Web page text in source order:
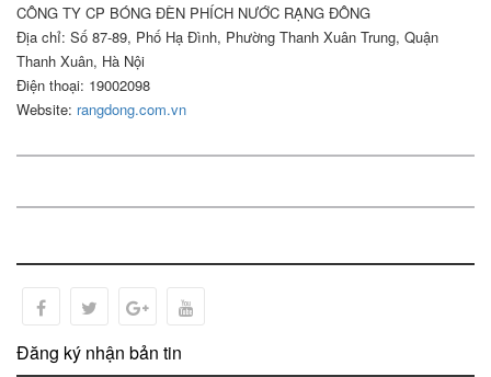
CÔNG TY CP BÓNG ĐÈN PHÍCH NƯỚC RẠNG ĐÔNG
Địa chỉ: Số 87-89, Phố Hạ Đình, Phường Thanh Xuân Trung, Quận
Thanh Xuân, Hà Nội
Điện thoại: 19002098
Website: rangdong.com.vn
Đăng ký nhận bản tin